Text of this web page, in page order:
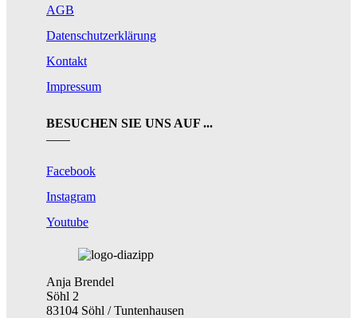
AGB
Datenschutzerklärung
Kontakt
Impressum
BESUCHEN SIE UNS AUF ...
Facebook
Instagram
Youtube
Anja Brendel
Söhl 2
83104 Söhl / Tuntenhausen